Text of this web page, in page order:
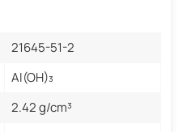
21645-51-2
Al(OH)₃
2.42 g/cm³